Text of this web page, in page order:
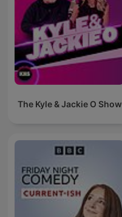
The Kyle & Jackie O Show